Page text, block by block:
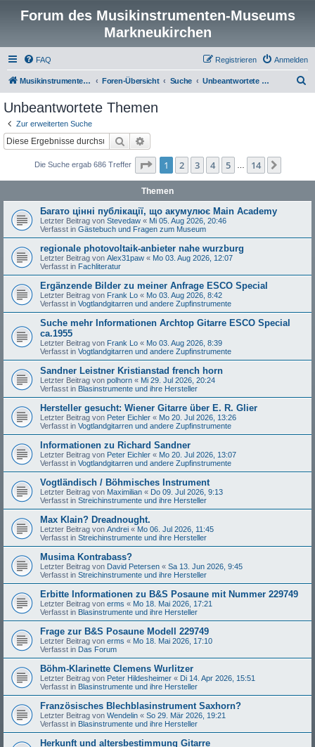
Forum des Musikinstrumenten-Museums
Markneukirchen
FAQ Anmelden
Registrieren
Musikinstrumenten-Museum Foren-Übersicht Suche Unbeantwortete Themen
Unbeantwortete Themen
Zur erweiterten Suche
Suche
Die Suche ergab 686 Treffer Seite 1von 14
1 2 3 4 5 14
Themen
Багато цінні публікації, що акумулює Main Academy
Letzter Beitrag von Stevedaw « Mi 05. Aug 2026, 20:46
Verfasst in Gästebuch und Fragen zum Museum
regionale photovoltaik-anbieter nahe wurzburg
Letzter Beitrag von Alex31paw « Mo 03. Aug 2026, 12:07
Verfasst in Fachliteratur
Ergänzende Bilder zu meiner Anfrage ESCO Special
Letzter Beitrag von Frank Lo « Mo 03. Aug 2026, 8:42
Verfasst in Vogtlandgitarren und andere Zupfinstrumente
Suche mehr Informationen Archtop Gitarre ESCO Special
ca.1955
Letzter Beitrag von Frank Lo « Mo 03. Aug 2026, 8:39
Verfasst in Vogtlandgitarren und andere Zupfinstrumente
Sandner Leistner Kristianstad french horn
Letzter Beitrag von polhorn « Mi 29. Jul 2026, 20:24
Verfasst in Blasinstrumente und ihre Hersteller
Hersteller gesucht: Wiener Gitarre über E. R. Glier
Letzter Beitrag von Peter Eichler « Mo 20. Jul 2026, 13:26
Verfasst in Vogtlandgitarren und andere Zupfinstrumente
Informationen zu Richard Sandner
Letzter Beitrag von Peter Eichler « Mo 20. Jul 2026, 13:07
Verfasst in Vogtlandgitarren und andere Zupfinstrumente
Vogtländisch / Böhmisches Instrument
Letzter Beitrag von Maximilian « Do 09. Jul 2026, 9:13
Verfasst in Streichinstrumente und ihre Hersteller
Max Klain? Dreadnought.
Letzter Beitrag von Andrei « Mo 06. Jul 2026, 11:45
Verfasst in Streichinstrumente und ihre Hersteller
Musima Kontrabass?
Letzter Beitrag von David Petersen « Sa 13. Jun 2026, 9:45
Verfasst in Streichinstrumente und ihre Hersteller
Erbitte Informationen zu B&S Posaune mit Nummer 229749
Letzter Beitrag von erms « Mo 18. Mai 2026, 17:21
Verfasst in Blasinstrumente und ihre Hersteller
Frage zur B&S Posaune Modell 229749
Letzter Beitrag von erms « Mo 18. Mai 2026, 17:10
Verfasst in Das Forum
Böhm-Klarinette Clemens Wurlitzer
Letzter Beitrag von Peter Hildesheimer « Di 14. Apr 2026, 15:51
Verfasst in Blasinstrumente und ihre Hersteller
Französisches Blechblasinstrument Saxhorn?
Letzter Beitrag von Wendelin « So 29. Mär 2026, 19:21
Verfasst in Blasinstrumente und ihre Hersteller
Herkunft und altersbestimmung Gitarre